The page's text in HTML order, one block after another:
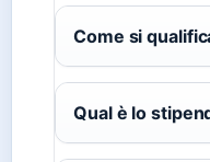
Come si
Qual è lo